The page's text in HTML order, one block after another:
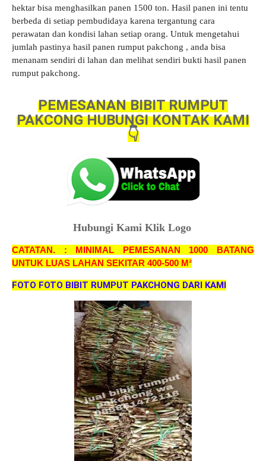
hektar bisa menghasilkan panen 1500 ton. Hasil panen ini tentu
berbeda di setiap pembudidaya karena tergantung cara
perawatan dan kondisi lahan setiap orang. Untuk mengetahui
jumlah pastinya hasil panen rumput pakchong , anda bisa
menanam sendiri di lahan dan melihat sendiri bukti hasil panen
rumput pakchong.
PEMESANAN BIBIT RUMPUT
PAKCONG HUBUNGI KONTAK KAMI
👇
Hubungi Kami Klik Logo
CATATAN. : MINIMAL PEMESANAN 1000 BATANG
UNTUK LUAS LAHAN SEKITAR 400-500 M²
FOTO FOTO BIBIT RUMPUT PAKCHONG DARI KAMI